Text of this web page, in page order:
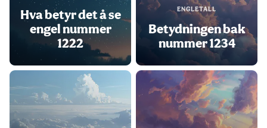
Hva betyr det å se
engel nummer
1222
ENGLETALL
Betydningen bak
nummer 1234